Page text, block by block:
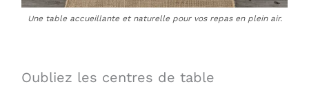
Une table accueillante et naturelle pour vos repas en plein air.
Oubliez les centres de table